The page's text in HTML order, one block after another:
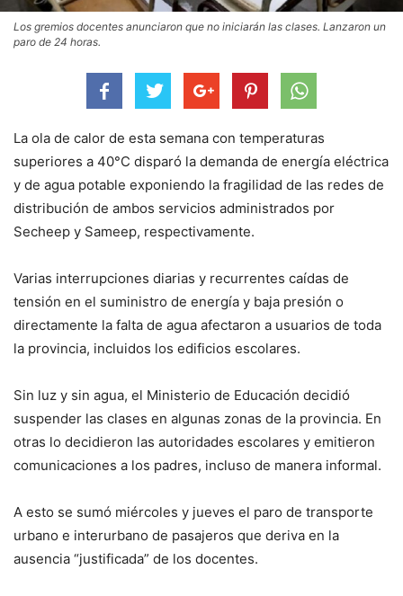
Los gremios docentes anunciaron que no iniciarán las clases. Lanzaron un
paro de 24 horas.
La ola de calor de esta semana con temperaturas
superiores a 40°C disparó la demanda de energía eléctrica
y de agua potable exponiendo la fragilidad de las redes de
distribución de ambos servicios administrados por
Secheep y Sameep, respectivamente.
Varias interrupciones diarias y recurrentes caídas de
tensión en el suministro de energía y baja presión o
directamente la falta de agua afectaron a usuarios de toda
la provincia, incluidos los edificios escolares.
Sin luz y sin agua, el Ministerio de Educación decidió
suspender las clases en algunas zonas de la provincia. En
otras lo decidieron las autoridades escolares y emitieron
comunicaciones a los padres, incluso de manera informal.
A esto se sumó miércoles y jueves el paro de transporte
urbano e interurbano de pasajeros que deriva en la
ausencia “justificada” de los docentes.